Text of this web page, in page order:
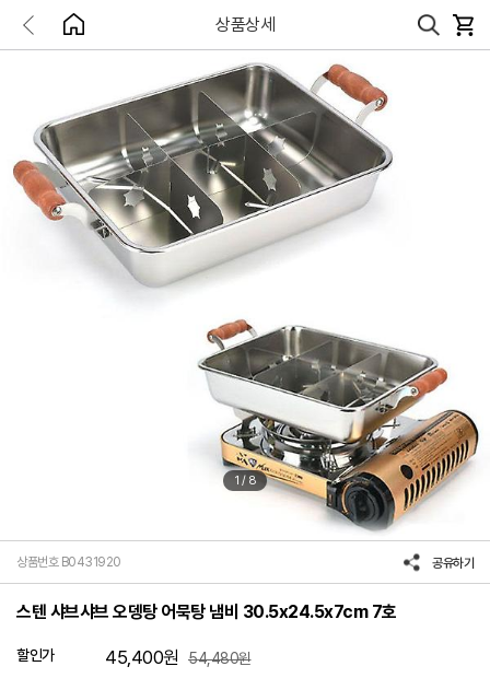
상품상세
1 / 8
상품번호 B0431920 공유하기
스텐 샤브샤브 오뎅탕 어묵탕 냄비 30.5x24.5x7cm 7호
할인가 45,400원 54,480원